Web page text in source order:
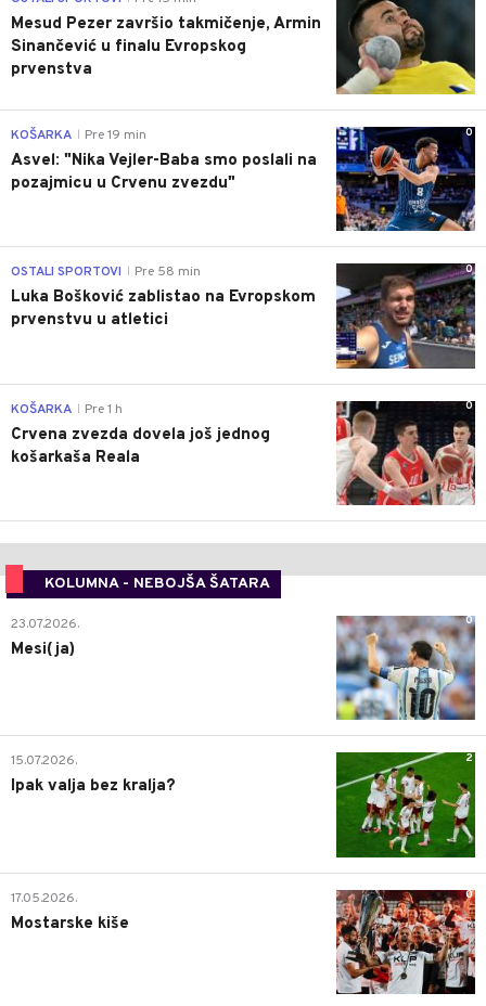
Mesud Pezer završio takmičenje, Armin
Sinančević u finalu Evropskog
prvenstva
0
KOŠARKA Pre 19 min
Asvel: "Nika Vejler-Baba smo poslali na
pozajmicu u Crvenu zvezdu"
0
OSTALI SPORTOVI Pre 58 min
Luka Bošković zablistao na Evropskom
prvenstvu u atletici
0
KOŠARKA Pre 1 h
Crvena zvezda dovela još jednog
košarkaša Reala
KOLUMNA - NEBOJŠA ŠATARA
0
23.07.2026.
Mesi(ja)
2
15.07.2026.
Ipak valja bez kralja?
0
17.05.2026.
Mostarske kiše